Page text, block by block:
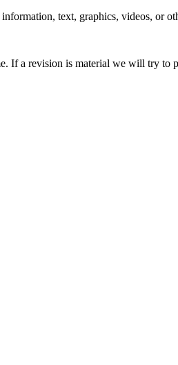
text, graphics, videos, or
If a revision is material we will try